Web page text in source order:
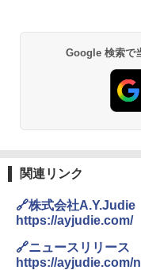
-
レ
￥
￥
ニ
Google 検索で
関連リンク
🔗株式会社A.Y.Judie
https://ayjudie.com/
🔗ニュースリリース
https://ayjudie.com/